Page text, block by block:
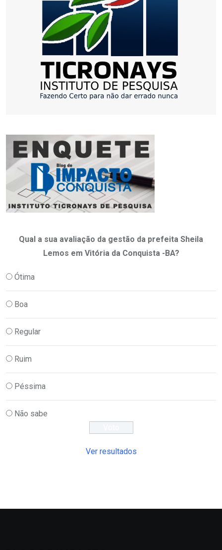
Qual a sua avaliação da gestão da prefeita Sheila
Lemos em Vitória da Conquista -BA?
Ótima
Boa
Regular
Ruim
Péssima
Não sabe
Ver resultados